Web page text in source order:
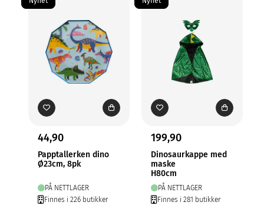
44,90
Papptallerken dino
Ø23cm, 8pk
PÅ NETTLAGER
Finnes i 226 butikker
199,90
Dinosaurkappe med
maske
H80cm
PÅ NETTLAGER
Finnes i 281 butikker